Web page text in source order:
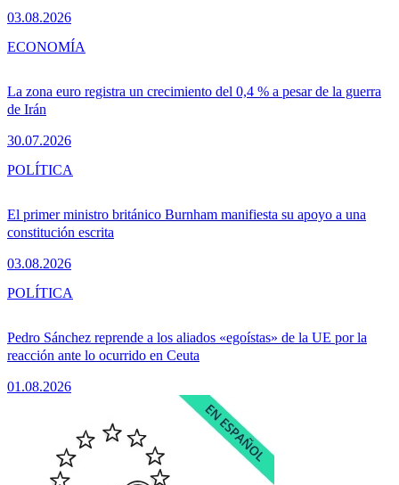
03.08.2026
La zona euro registra un crecimiento del 0,4 % a pesar de la guerra
de Irán
30.07.2026
ECONOMÍA
El primer ministro británico Burnham manifiesta su apoyo a una
constitución escrita
03.08.2026
POLÍTICA
Pedro Sánchez reprende a los aliados «egoístas» de la UE por la
reacción ante lo ocurrido en Ceuta
01.08.2026
POLÍTICA